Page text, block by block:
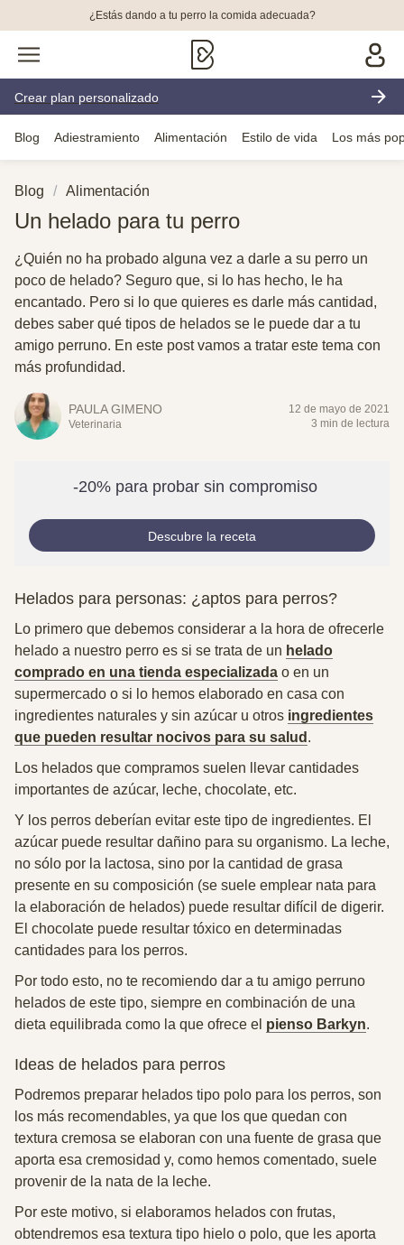
¿Estás dando a tu perro la comida adecuada?
Crear plan personalizado
Blog Adiestramiento Alimentación Estilo de vida Los más
Blog Alimentación
Un helado para tu perro
¿Quién no ha probado alguna vez a darle a su perro un
poco de helado? Seguro que, si lo has hecho, le ha
encantado. Pero si lo que quieres es darle más cantidad,
debes saber qué tipos de helados se le puede dar a tu
amigo perruno. En este post vamos a tratar este tema con
más profundidad.
PAULA GIMENO
Veterinaria
12 de mayo de 2021
3 min de lectura
-20% para probar sin compromiso
Descubre la receta
Helados para personas: ¿aptos para perros?
Lo primero que debemos considerar a la hora de ofrecerle
helado a nuestro perro es si se trata de un helado
comprado en una tienda especializada o en un
supermercado o si lo hemos elaborado en casa con
ingredientes naturales y sin azúcar u otros ingredientes
que pueden resultar nocivos para su salud .
Los helados que compramos suelen llevar cantidades
importantes de azúcar, leche, chocolate, etc.
Y los perros deberían evitar este tipo de ingredientes. El
azúcar puede resultar dañino para su organismo. La leche,
no sólo por la lactosa, sino por la cantidad de grasa
presente en su composición (se suele emplear nata para
la elaboración de helados) puede resultar difícil de digerir.
El chocolate puede resultar tóxico en determinadas
cantidades para los perros.
Por todo esto, no te recomiendo dar a tu amigo perruno
helados de este tipo, siempre en combinación de una
dieta equilibrada como la que ofrece el pienso Barkyn.
Ideas de helados para perros
Podremos preparar helados tipo polo para los perros, son
los más recomendables, ya que los que quedan con
textura cremosa se elaboran con una fuente de grasa que
aporta esa cremosidad y, como hemos comentado, suele
provenir de la nata de la leche.
Por este motivo, si elaboramos helados con frutas,
obtendremos esa textura tipo hielo o polo, que les aporta